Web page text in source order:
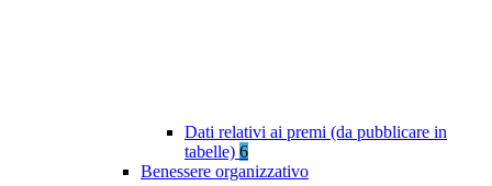
Dati relativi ai premi (da pubblicare in
tabelle) 6
Benessere organizzativo